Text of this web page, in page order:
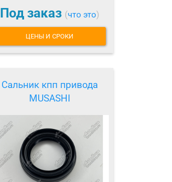
Под заказ (что это)
ЦЕНЫ И СРОКИ
Сальник кпп привода
MUSASHI